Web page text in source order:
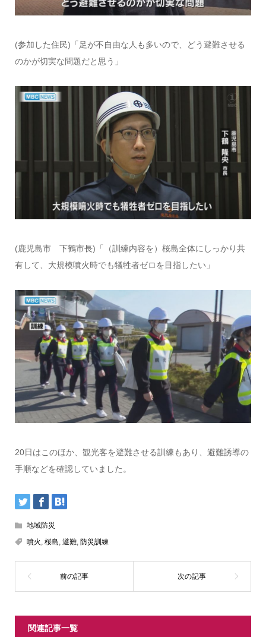
(参加した住民)「足が不自由な人も多いので、どう避難させる
のかが切実な問題だと思う」
(鹿児島市 下鶴市長)「（訓練内容を）桜島全体にしっかり共
有して、大規模噴火時でも犠牲者ゼロを目指したい」
20日はこのほか、観光客を避難させる訓練もあり、避難誘導の
手順などを確認していました。
地域防災
噴火 , 桜島, 避難, 防災訓練
関連記事一覧